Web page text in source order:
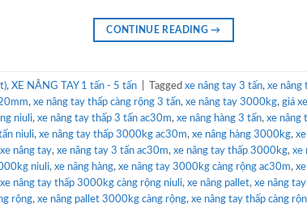
CONTINUE READING→
, XE NÂNG TAY 1 tấn - 5 tấn Tagged xe nâng tay 3 tấn, xe nâng
, xe nâng tay thấp càng rộng 3 tấn, xe nâng tay 3000kg, giá
niuli, xe nâng tay thấp 3 tấn ac30m, xe nâng hàng 3 tấn, xe nâng
niuli, xe nâng tay thấp 3000kg ac30m, xe nâng hàng 3000kg,
xe nâng tay, xe nâng tay 3 tấn ac30m, xe nâng tay thấp 3000kg, xe
niuli, xe nâng hàng, xe nâng tay 3000kg càng rộng ac30m,
xe nâng tay thấp 3000kg càng rộng niuli, xe nâng pallet, xe nâng
rộng, xe nâng pallet 3000kg càng rộng, xe nâng tay thấp càng